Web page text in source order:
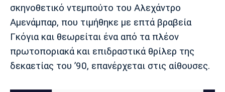
σκηνοθετικό ντεμπούτο του Αλεχάντρο
Αμενάμπαρ, που τιμήθηκε με επτά βραβεία
Γκόγια και θεωρείται ένα από τα πλέον
πρωτοποριακά και επιδραστικά θρίλερ της
δεκαετίας του ’90, επανέρχεται στις αίθουσες.